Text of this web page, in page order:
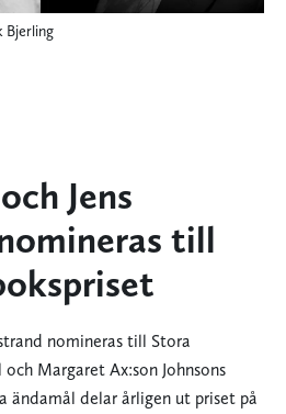
Bjerling
Jens
till
nomineras till Stora
och Margaret Ax:son Johnsons
ändamål delar årligen ut priset på